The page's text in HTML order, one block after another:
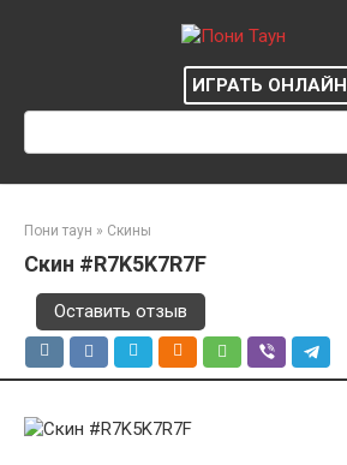
ИГРАТЬ ОНЛАЙН
Пони таун » Скины
Скин #R7K5K7R7F
Оставить отзыв